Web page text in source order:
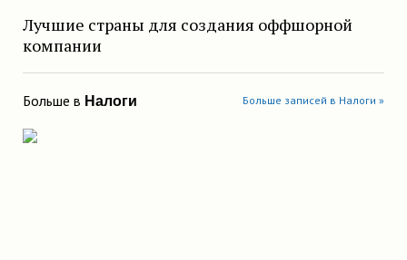
Лучшие страны для создания оффшорной
компании
Больше в Налоги Больше записей в Налоги »